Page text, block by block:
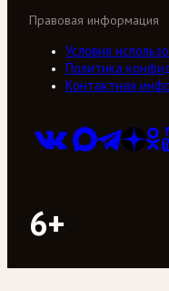
Правовая информация
Условия
Политика
Контактная
6+